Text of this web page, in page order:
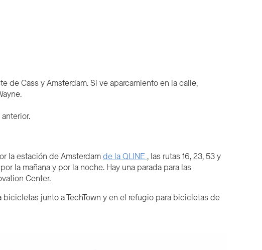
de Cass y Amsterdam. Si ve aparcamiento en la calle,
la estación de Amsterdamde la QLINE , las rutas 16, 23, 53 y
la mañana y por la noche. Hay una parada para las
Center.
junto a TechTown y en el refugio para bicicletas de